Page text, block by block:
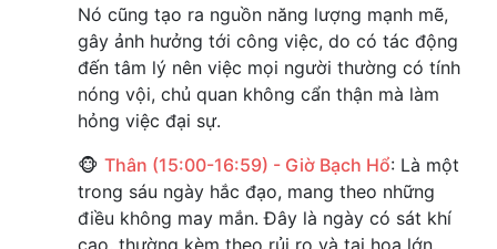
Nó cũng tạo ra nguồn năng lượng mạnh mẽ,
gây ảnh hưởng tới công việc, do có tác động
đến tâm lý nên việc mọi người thường có tính
nóng vội, chủ quan không cẩn thận mà làm
hỏng việc đại sự.
🐵 Thân (15:00-16:59) - Giờ Bạch Hổ: Là một
trong sáu ngày hắc đạo, mang theo những
điều không may mắn. Đây là ngày có sát khí
cao, thường kèm theo rủi ro và tai họa lớn.